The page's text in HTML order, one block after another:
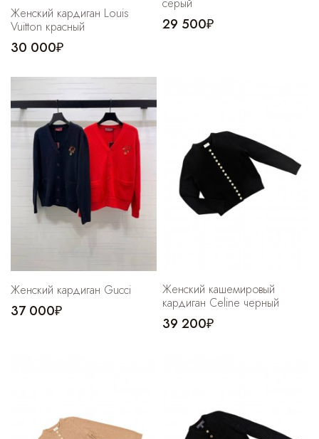
Женский кардиган Louis
Vuitton красный
30 000₽
серый
29 500₽
Женский кардиган Gucci
37 000₽
Женский кашемировый
кардиган Celine черный
39 200₽